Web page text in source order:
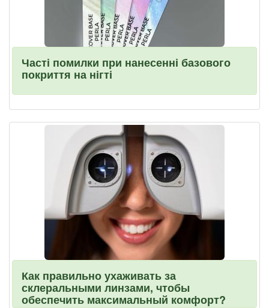
Часті помилки при нанесенні базового
покриття на нігті
Как правильно ухаживать за
склеральными линзами, чтобы
обеспечить максимальный комфорт?